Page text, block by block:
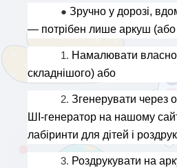
● Зручно у дорозі,
— потрібен лише аркуш
1. Намалювати
складнішого) або
2. Згенерувати через
ШІ-генератор на нашому
лабіринти для дітей і
3. Роздрукувати на